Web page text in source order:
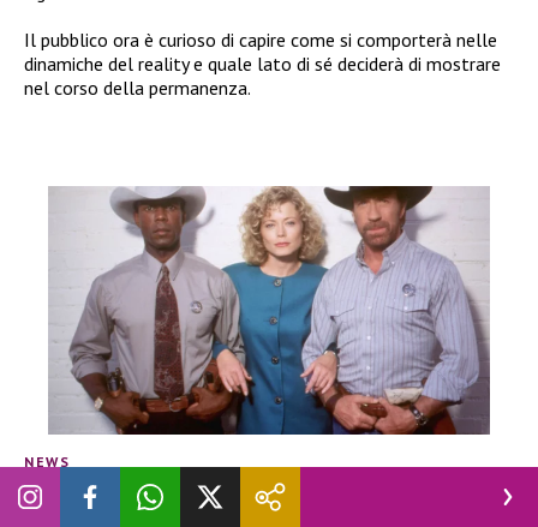
Il pubblico ora è curioso di capire come si comporterà nelle
dinamiche del reality e quale lato di sé deciderà di mostrare
nel corso della permanenza.
NEWS
Chuck Norris è morto: addio alla